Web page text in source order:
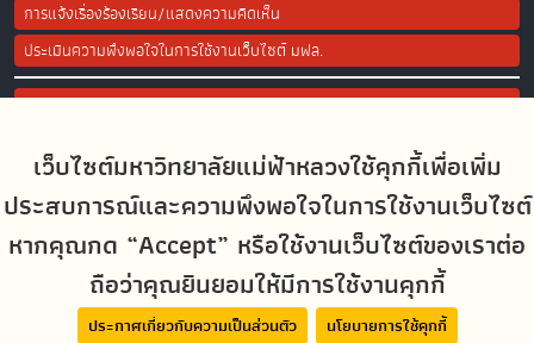
เว็บไซต์มหาวิทยาลัยแม่ฟ้าหลวงใช้คุกกี้เพื่อเพิ่ม
ประสบการณ์และความพึงพอใจในการใช้งานเว็บไซต์
หากคุณกด “Accept” หรือใช้งานเว็บไซต์ของเราต่อ
ถือว่าคุณยินยอมให้มีการใช้งานคุกกี้
ประกาศเกี่ยวกับความเป็นส่วนตัว นโยบายการใช้คุกกี้
การแจ้งเรื่องร้องเรียน/แสดงความคิดเห็น
ประเมินความพึงพอใจในการใช้งานเว็บไซต์ มฟล.
Site Map
Social Media
MFUconnect